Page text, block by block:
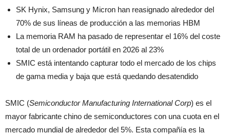
SK Hynix, Samsung y Micron han reasignado alrededor del
70% de sus líneas de producción a las memorias HBM
La memoria RAM ha pasado de representar el 16% del coste
total de un ordenador portátil en 2026 al 23%
SMIC está intentando capturar todo el mercado de los chips
de gama media y baja que está quedando desatendido
SMIC (Semiconductor Manufacturing International Corp) es el
mayor fabricante chino de semiconductores con una cuota en el
mercado mundial de alrededor del 5%. Esta compañía es la